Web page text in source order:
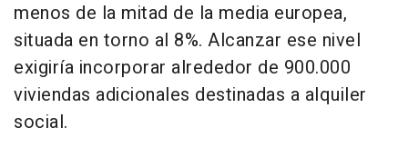
menos de la mitad de la media europea,
situada en torno al 8%. Alcanzar ese nivel
exigiría incorporar alrededor de 900.000
viviendas adicionales destinadas a alquiler
social.